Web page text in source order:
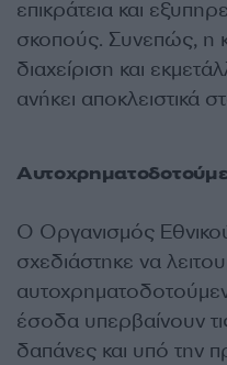
επικράτεια και
σκοπούς. Συνεπώς, η
διαχείριση και
ανήκει αποκλειστικά
Ο Οργανισμός
σχεδιάστηκε να
έσοδα υπερβαίνουν
δαπάνες και υπό την